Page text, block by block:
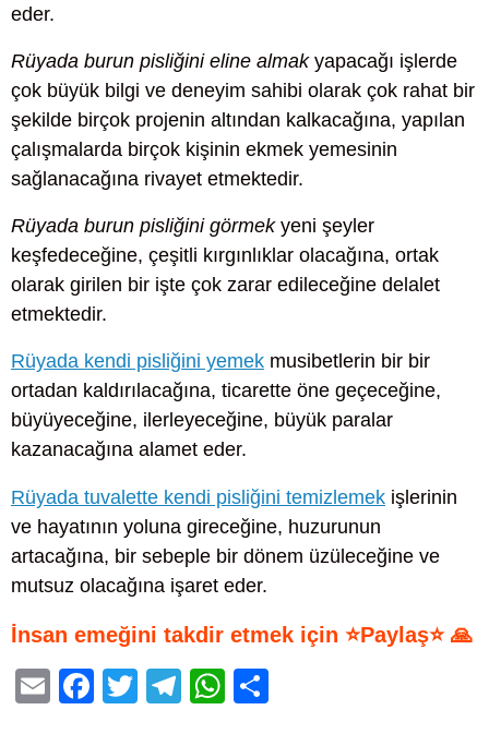
eder.
Rüyada burun pisliğini eline almakyapacağı işlerde
çok büyük bilgi ve deneyim sahibi olarak çok rahat bir
şekilde birçok projenin altından kalkacağına, yapılan
çalışmalarda birçok kişinin ekmek yemesinin
sağlanacağına rivayet etmektedir.
Rüyada burun pisliğini görmekyeni şeyler
keşfedeceğine, çeşitli kırgınlıklar olacağına, ortak
olarak girilen bir işte çok zarar edileceğine delalet
etmektedir.
Rüyada kendi pisliğini yemek musibetlerin bir bir
ortadan kaldırılacağına, ticarette öne geçeceğine,
büyüyeceğine, ilerleyeceğine, büyük paralar
kazanacağına alamet eder.
Rüyada tuvalette kendi pisliğini temizlemek işlerinin
ve hayatının yoluna gireceğine, huzurunun
artacağına, bir sebeple bir dönem üzüleceğine ve
mutsuz olacağına işaret eder.
İnsan emeğini takdir etmek için ⭐Paylaş⭐ 🙏
E
F
T
T
W